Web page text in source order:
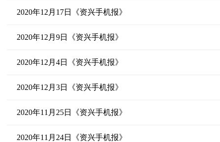
2020年12月17日《资兴手机报》
2020年12月9日《资兴手机报》
2020年12月4日《资兴手机报》
2020年12月3日《资兴手机报》
2020年11月25日《资兴手机报》
2020年11月24日《资兴手机报》